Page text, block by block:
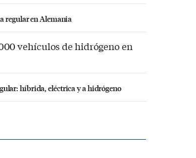
regular en Alemania
vehículos de hidrógeno en
híbrida, eléctrica y a hidrógeno